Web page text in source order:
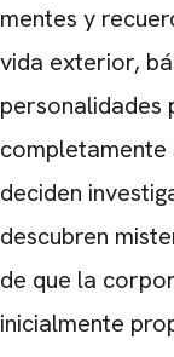
mentes y
vida exterior,
personalidades
completamente
deciden
descubren
de que la
inicialmente